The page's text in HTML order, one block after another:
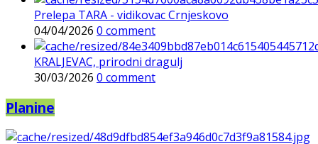
Prelepa TARA - vidikovac Crnjeskovo
04/04/2026 0 comment
KRALJEVAC, prirodni dragulj
30/03/2026 0 comment
Planine